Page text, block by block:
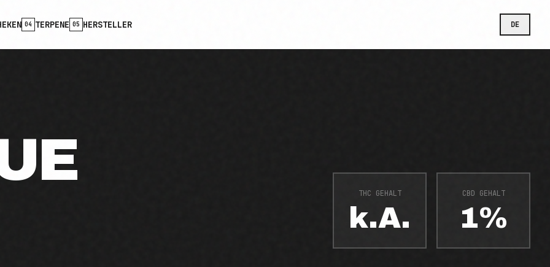
04 TERPENE 05 HERSTELLER DE
THC GEHALT
k.A.
CBD GEHALT
1%